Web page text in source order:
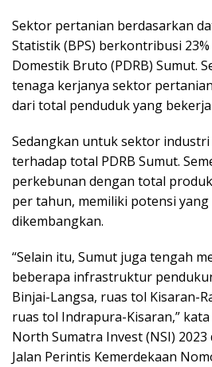
Sektor pertanian berdasarkan
Statistik (BPS) berkontribusi
Domestik Bruto (PDRB) Sumut.
tenaga kerjanya sektor
dari total penduduk yang
Sedangkan untuk sektor
terhadap total PDRB Sumut.
perkebunan dengan total
per tahun, memiliki potensi
dikembangkan.
“Selain itu, Sumut juga tengah
beberapa infrastruktur
Binjai-Langsa, ruas tol Kisaran-
ruas tol Indrapura-Kisaran,”
North Sumatra Invest (NSI)
Jalan Perintis Kemerdekaan